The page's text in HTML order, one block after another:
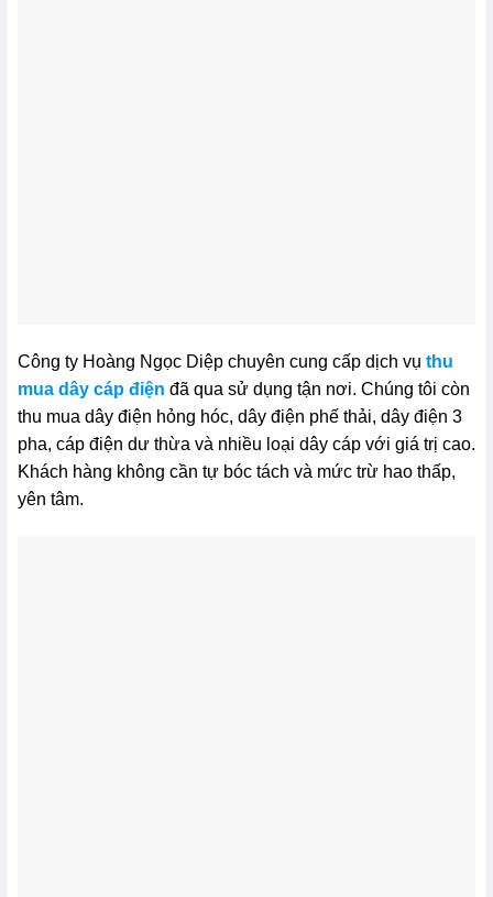
Công ty Hoàng Ngọc Diệp chuyên cung cấp dịch vụ thu
mua dây cáp điện đã qua sử dụng tận nơi. Chúng tôi còn
thu mua dây điện hỏng hóc, dây điện phế thải, dây điện 3
pha, cáp điện dư thừa và nhiều loại dây cáp với giá trị cao.
Khách hàng không cần tự bóc tách và mức trừ hao thấp,
yên tâm.